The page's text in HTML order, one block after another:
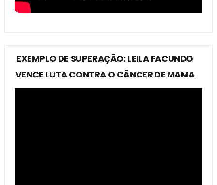
EXEMPLO DE SUPERAÇÃO: LEILA FACUNDO
VENCE LUTA CONTRA O CÂNCER DE MAMA